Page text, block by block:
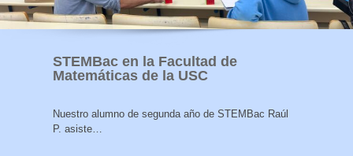
STEMBac en la Facultad de
Matemáticas de la USC
Nuestro alumno de segunda año de STEMBac Raúl
P. asiste…